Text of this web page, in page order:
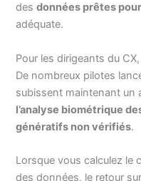
desdonnées prêtes pour
adéquate.
Pour les dirigeants du
De nombreux pilotes
subissent maintenant un
l’analyse biométrique
génératifs non vérifiés.
Lorsque vous calculez le
des données, le retour